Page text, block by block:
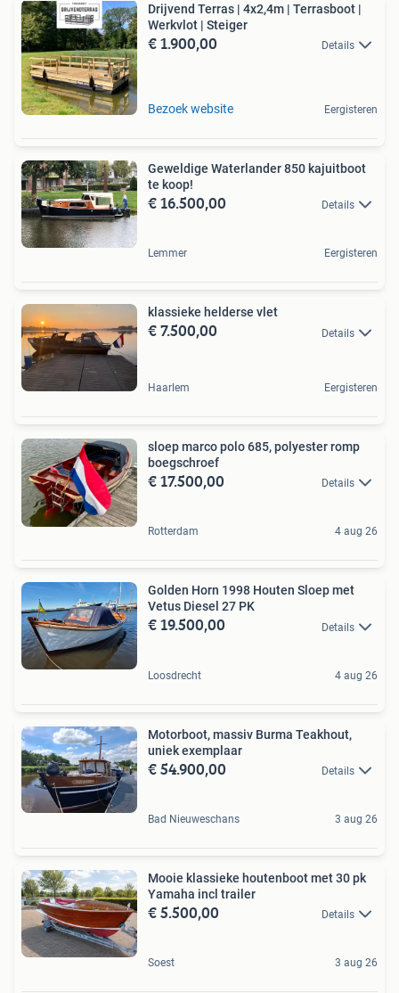
Drijvend Terras | 4x2,4m | Terrasboot |
Werkvlot | Steiger
€ 1.900,00 Details
Bezoek website Eergisteren
Geweldige Waterlander 850 kajuitboot
te koop!
€ 16.500,00 Details
Lemmer Eergisteren
klassieke helderse vlet
€ 7.500,00 Details
Haarlem Eergisteren
sloep marco polo 685, polyester romp
boegschroef
€ 17.500,00 Details
Rotterdam 4 aug 26
Golden Horn 1998 Houten Sloep met
Vetus Diesel 27 PK
€ 19.500,00 Details
Loosdrecht 4 aug 26
Motorboot, massiv Burma Teakhout,
uniek exemplaar
€ 54.900,00 Details
Bad Nieuweschans 3 aug 26
Mooie klassieke houtenboot met 30 pk
Yamaha incl trailer
€ 5.500,00 Details
Soest 3 aug 26